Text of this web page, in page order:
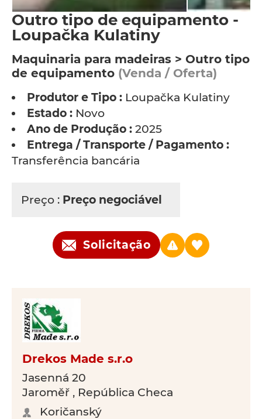
Outro tipo de equipamento -
Loupačka Kulatiny
Maquinaria para madeiras > Outro tipo
de equipamento (Venda / Oferta)
Produtor e Tipo : Loupačka Kulatiny
Estado : Novo
Ano de Produção : 2025
Entrega / Transporte / Pagamento :
Transferência bancária
Preço : Preço negociável
Solicitação
Drekos Made s.r.o
Jasenná 20
Jaroměř , República Checa
Koričanský